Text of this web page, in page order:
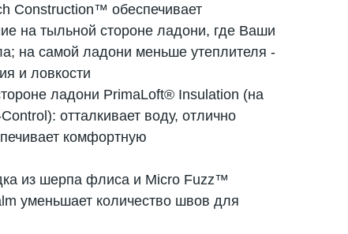
Construction™ обеспечивает
на тыльной стороне ладони, где Ваши
на самой ладони меньше утеплителя -
и ловкости
ладони PrimaLoft® Insulation (на
отталкивает воду, отлично
комфортную
из шерпа флиса и Micro Fuzz™
уменьшает количество швов для